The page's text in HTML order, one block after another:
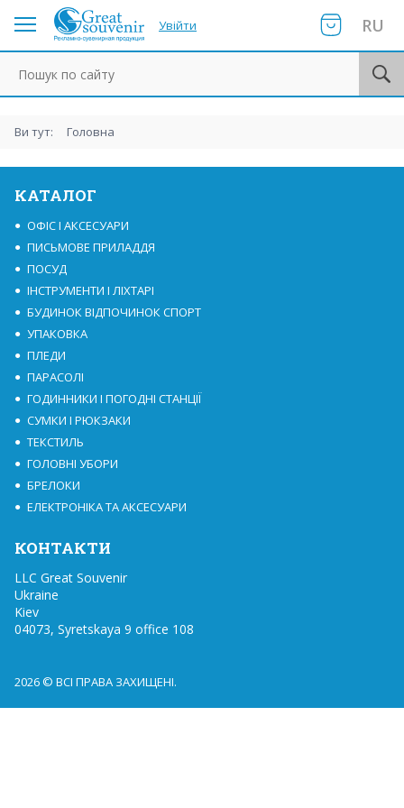
Увійти RU
Ви тут: Головна
КАТАЛОГ
ОФІС І АКСЕСУАРИ
ПИСЬМОВЕ ПРИЛАДДЯ
ПОСУД
ІНСТРУМЕНТИ І ЛІХТАРІ
БУДИНОК ВІДПОЧИНОК СПОРТ
УПАКОВКА
ПЛЕДИ
ПАРАСОЛІ
ГОДИННИКИ І ПОГОДНІ СТАНЦІЇ
СУМКИ І РЮКЗАКИ
ТЕКСТИЛЬ
ГОЛОВНІ УБОРИ
БРЕЛОКИ
ЕЛЕКТРОНІКА ТА АКСЕСУАРИ
КОНТАКТИ
LLC Great Souvenir
Ukraine
Kiev
04073, Syretskaya 9 office 108
2026 © ВСІ ПРАВА ЗАХИЩЕНІ.